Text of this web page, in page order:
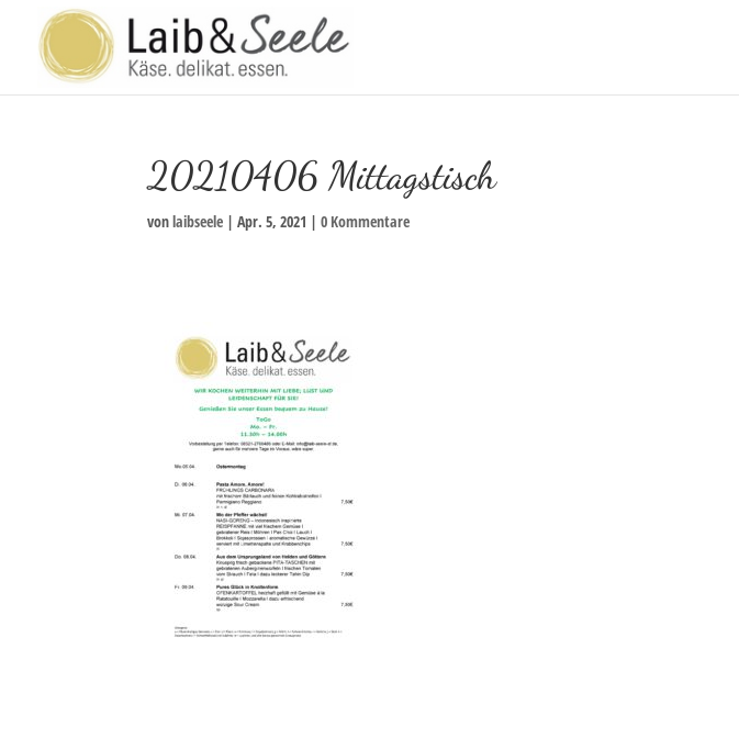
20210406 Mittagstisch
vonlaibseele |Apr. 5, 2021 |0 Kommentare